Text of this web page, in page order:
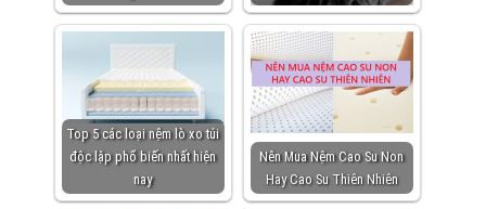
Top 5 các loại nệm lò xo túi
độc lập phổ biến nhất hiện
nay
Nên Mua Nệm Cao Su Non
Hay Cao Su Thiên Nhiên